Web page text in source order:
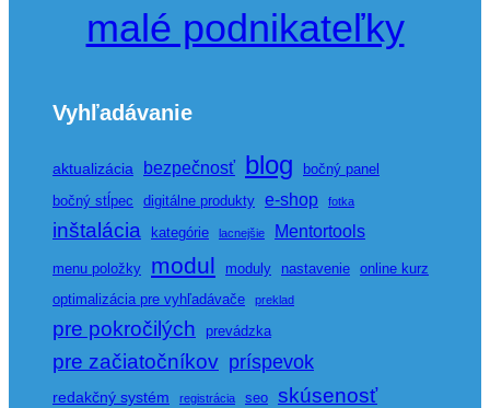
malé podnikateľky
Vyhľadávanie
aktualizácia bezpečnosť blog
bočný panel
bočný stĺpec
digitálne produkty e-shop fotka
inštalácia kategórie lacnejšie Mentortools
menu položky modul moduly nastavenie online kurz
optimalizácia pre vyhľadávače
preklad
pre pokročilých prevádzka
pre začiatočníkov príspevok
redakčný systém registrácia seo skúsenosť